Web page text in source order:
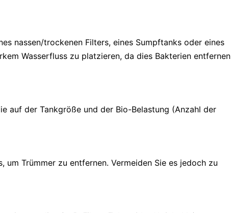
nassen/trockenen Filters, eines Sumpftanks oder eines
Wasserfluss zu platzieren, da dies Bakterien entfernen
auf der Tankgröße und der Bio-Belastung (Anzahl der
um Trümmer zu entfernen. Vermeiden Sie es jedoch zu